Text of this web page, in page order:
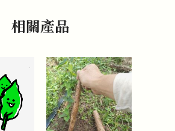
相關產品